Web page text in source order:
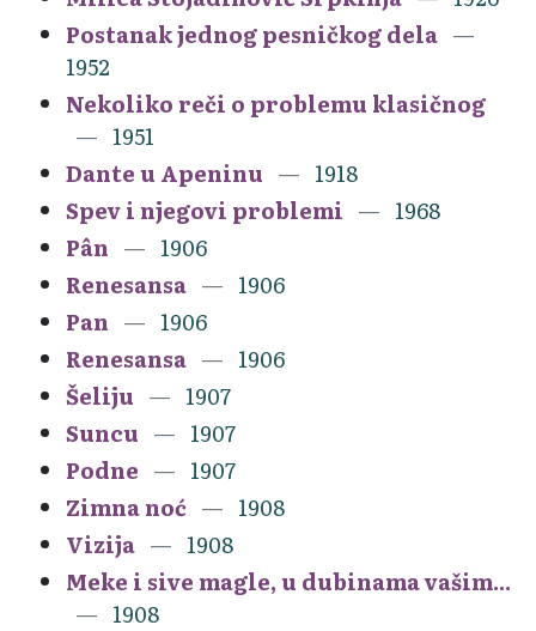
Postanak jednog pesničkog dela
1952
Nekoliko reči o problemu klasičnog
1951
Dante u Apeninu
1918
Spev i njegovi problemi
1968
Pân
1906
Renesansa
1906
Pan
1906
Renesansa
1906
Šeliju
1907
Suncu
1907
Podne
1907
Zimna noć
1908
Vizija
1908
Meke i sive magle, u dubinama vašim...
1908